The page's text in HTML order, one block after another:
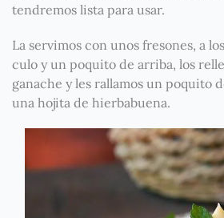
tendremos lista para usar.
La servimos con unos fresones, a
culo y un poquito de arriba, los
ganache y les rallamos un poquito
una hojita de hierbabuena.